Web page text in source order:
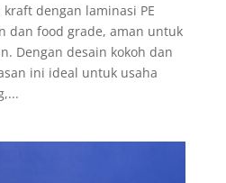
dengan laminasi PE
dan food grade, aman untuk
Dengan desain kokoh dan
ini ideal untuk usaha